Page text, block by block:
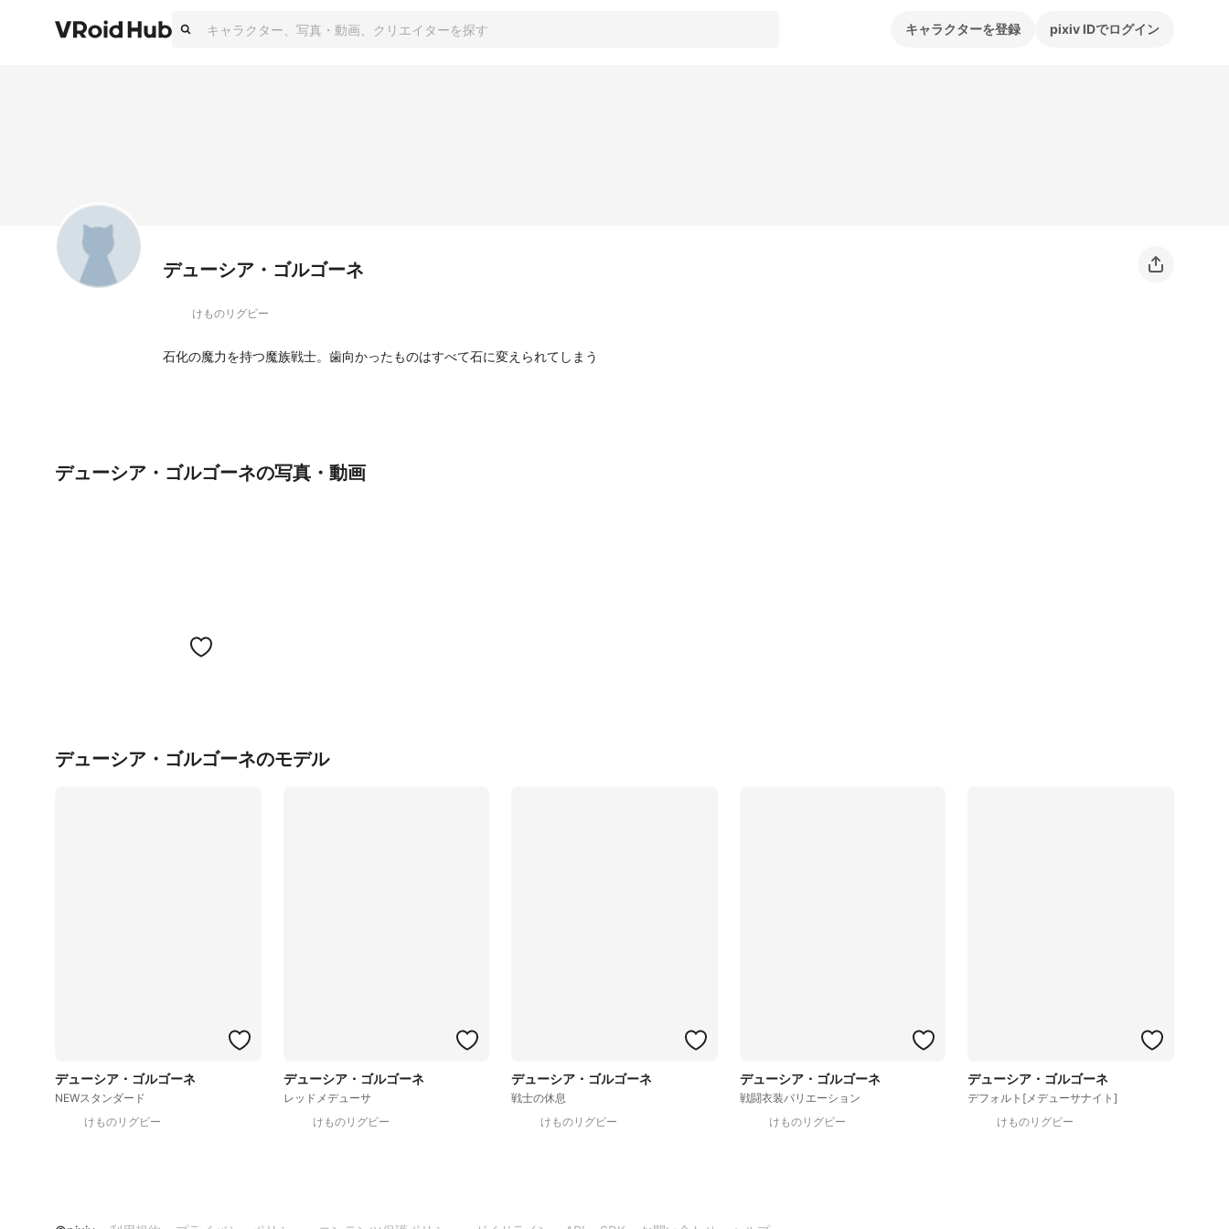
キャラクターを登録 pixiv IDでログイン
デューシア・ゴルゴーネ
けものリグビー
石化の魔力を持つ魔族戦士。歯向かったものはすべて石に変えられてしまう
デューシア・ゴルゴーネの写真・動画
デューシア・ゴルゴーネのモデル
デューシア・ゴルゴーネ
NEWスタンダード
けものリグビー
デューシア・ゴルゴーネ
レッドメデューサ
けものリグビー
デューシア・ゴルゴーネ
戦士の休息
けものリグビー
デューシア・ゴルゴーネ
戦闘衣装バリエーション
けものリグビー
デューシア・ゴルゴーネ
デフォルト[メデューサナイト]
けものリグビー